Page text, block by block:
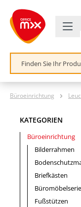
springen
Büroeinrichtung
KATEGORIEN
Büroeinrichtung
Bilderrahmen
Briefkästen
Fußstützen